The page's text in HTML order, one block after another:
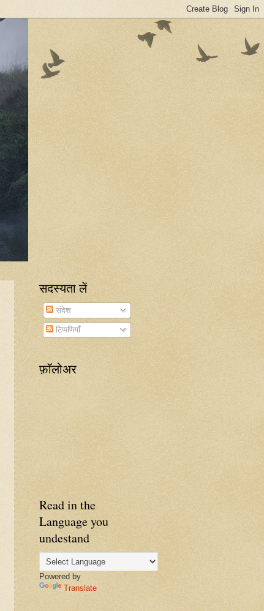
सदस्यता लें
संदेश
टिप्पणियाँ
फ़ॉलोअर
Read in the
Language you
undestand
Powered by
Translate